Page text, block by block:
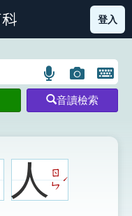
部首索引表圖示
登入
語
言
搜
示
圖
片
搜
開
鍵
圖
音讀檢索
人ㄖ
ㄣ
ˊ